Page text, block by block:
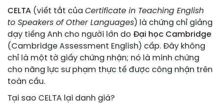
CELTA (viết tắt của Certificate in Teaching English
to Speakers of Other Languages) là chứng chỉ giảng
dạy tiếng Anh cho người lớn do Đại học Cambridge
(Cambridge Assessment English) cấp. Đây không
chỉ là một tờ giấy chứng nhận; nó là minh chứng
cho năng lực sư phạm thực tế được công nhận trên
toàn cầu.
Tại sao CELTA lại danh giá?